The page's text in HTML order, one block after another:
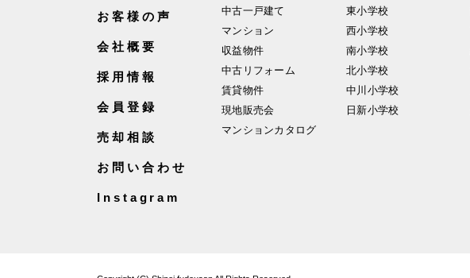
お客様の声
会社概要
採用情報
会員登録
売却相談
お問い合わせ
Instagram
中古一戸建て
マンション
収益物件
中古リフォーム
賃貸物件
現地販売会
マンションカタログ
東小学校
西小学校
南小学校
北小学校
中川小学校
日新小学校